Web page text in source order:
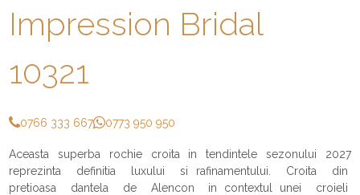
Impression Bridal
10321
0766 333 667 0773 950 950
Aceasta superba rochie croita in tendintele sezonului 2027
reprezinta definitia luxului si rafinamentului. Croita din
pretioasa dantela de Alencon in contextul unei croieli